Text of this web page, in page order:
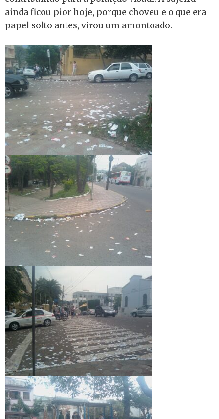
ainda ficou pior hoje, porque choveu e o que era
papel solto antes, virou um amontoado.